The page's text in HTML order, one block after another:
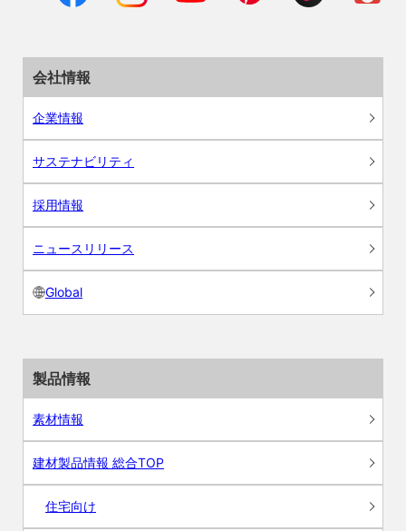
会社情報
企業情報
サステナビリティ
採用情報
ニュースリリース
Global
製品情報
素材情報
建材製品情報 総合TOP
住宅向け